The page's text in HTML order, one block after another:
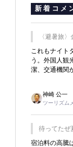
新着コメ
〈避暑旅
ム、都立6
これもナイト
う。外国人観
潔、交通機関
す。そのよう
トが行われれ
楽しみが増え
神崎 公一
ツーリズム
待ってたぜ
気
宿泊料の高騰